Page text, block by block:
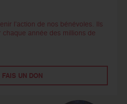
l’action de nos bénévoles. Ils
année des millions de
UN DON